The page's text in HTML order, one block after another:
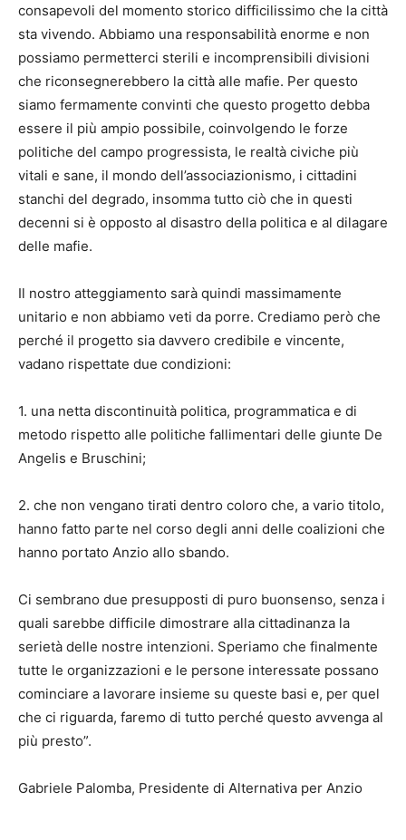
consapevoli del momento storico difficilissimo che la città
sta vivendo. Abbiamo una responsabilità enorme e non
possiamo permetterci sterili e incomprensibili divisioni
che riconsegnerebbero la città alle mafie. Per questo
siamo fermamente convinti che questo progetto debba
essere il più ampio possibile, coinvolgendo le forze
politiche del campo progressista, le realtà civiche più
vitali e sane, il mondo dell’associazionismo, i cittadini
stanchi del degrado, insomma tutto ciò che in questi
decenni si è opposto al disastro della politica e al dilagare
delle mafie.
Il nostro atteggiamento sarà quindi massimamente
unitario e non abbiamo veti da porre. Crediamo però che
perché il progetto sia davvero credibile e vincente,
vadano rispettate due condizioni:
1. una netta discontinuità politica, programmatica e di
metodo rispetto alle politiche fallimentari delle giunte De
Angelis e Bruschini;
2. che non vengano tirati dentro coloro che, a vario titolo,
hanno fatto parte nel corso degli anni delle coalizioni che
hanno portato Anzio allo sbando.
Ci sembrano due presupposti di puro buonsenso, senza i
quali sarebbe difficile dimostrare alla cittadinanza la
serietà delle nostre intenzioni. Speriamo che finalmente
tutte le organizzazioni e le persone interessate possano
cominciare a lavorare insieme su queste basi e, per quel
che ci riguarda, faremo di tutto perché questo avvenga al
più presto”.
Gabriele Palomba, Presidente di Alternativa per Anzio